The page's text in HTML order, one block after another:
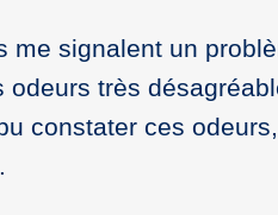
signalent un
très
constater ces